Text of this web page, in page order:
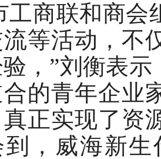
工商联和商会
等活动，不
，”刘衡表
合的青年企业
正实现了资
到，威海新